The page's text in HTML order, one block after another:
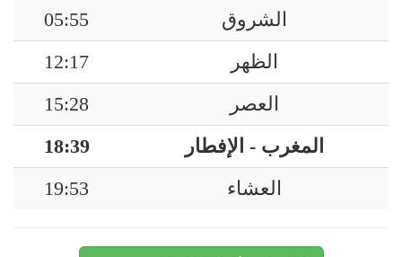
الشروق
05:55
الظهر
12:17
العصر
15:28
المغرب - الإفطار
18:39
العشاء
19:53